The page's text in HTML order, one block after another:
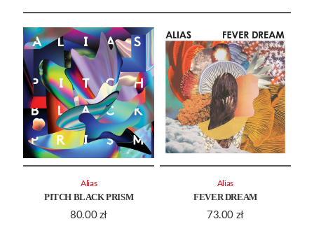
PITCH BLACK PRISM
80.00 zł
Alias
FEVER DREAM
73.00 zł
Alias